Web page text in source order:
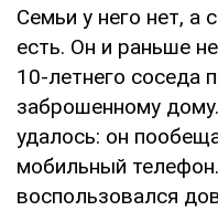
Семьи у него нет, а
есть. Он и раньше
10-летнего соседа
заброшенному
удалось: он
мобильный
воспользовался